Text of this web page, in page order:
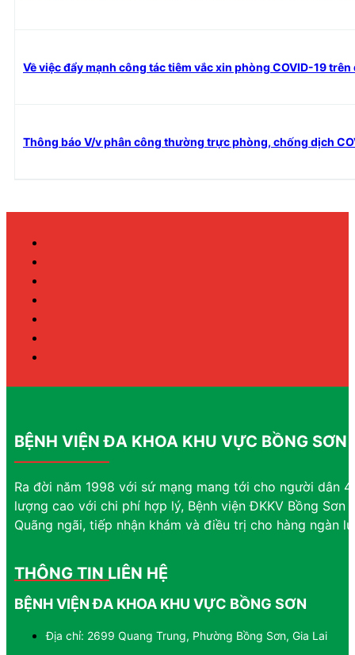
Về việc đẩy mạnh công tác tiêm vắc xin phòng COVID-19
Thông báo V/v phân công thường trực phòng, chống dịch
BỆNH VIỆN ĐA KHOA KHU VỰC BỒNG SƠN
Ra đời năm 1998 với sứ mạng mang tới cho người dân
lượng cao với chi phí hợp lý, Bệnh viện ĐKKV Bồng
Quãng ngãi, tiếp nhận khám và điều trị cho hàng ngàn
THÔNG TIN LIÊN HỆ
BỆNH VIỆN ĐA KHOA KHU VỰC BỒNG SƠN
Địa chỉ: 2699 Quang Trung, Phường Bồng Sơn, Gia Lai